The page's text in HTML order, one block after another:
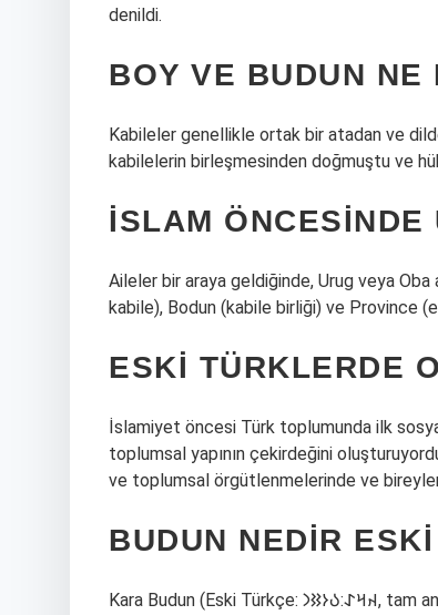
denildi.
BOY VE BUDUN NE
Kabileler genellikle ortak bir atadan ve
kabilelerin birleşmesinden doğmuştu ve
İSLAM ÖNCESINDE
Aileler bir araya geldiğinde, Urug veya
kabile), Bodun (kabile birliği) ve Province
ESKI TÜRKLERDE
İslamiyet öncesi Türk toplumunda ilk
toplumsal yapının çekirdeğini
ve toplumsal örgütlenmelerinde ve
BUDUN NEDIR
Kara Budun (Eski Türkçe: 𐰴𐰺𐰀:𐰉𐰆𐰑𐰣, tam anlamıyla “Siyah Halk”) Türk Kağanlarının sıradan halkı için kullanılan bir